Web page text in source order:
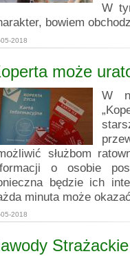
W
bowiem
2018
może
W
służbom
o osobie
będzie ich
minuta może
2018